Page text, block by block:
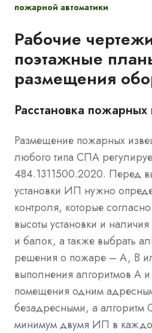
пожарной автоматики
Рабочие
поэтажные
размещения
Расстановка
Размещение пожарных
любого типа СПА
484.1311500.2020. Перед
установки ИП нужно
контроля, которые
высоты установки и
и балок, а также выбрать
решения о пожаре – А, B
выполнения алгоритмов А
помещения одним
безадресными, а алгоритм
минимум двумя ИП в